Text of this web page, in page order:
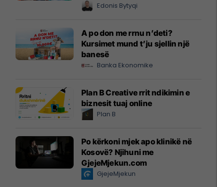
Edonis Bytyqi
A po don me rrnu n’deti?
Kursimet mund t’ju sjellin një
banesë
Banka Ekonomike
Plan B Creative rrit ndikimin e
biznesit tuaj online
Plan B
Po kërkoni mjek apo klinikë në
Kosovë? Njihuni me
GjejeMjekun.com
GjejeMjekun